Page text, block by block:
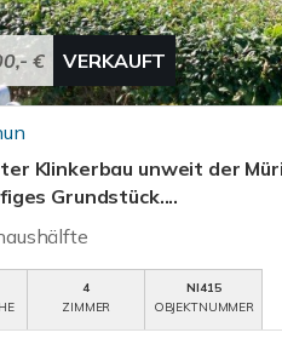
€ VERKAUFT
Klinkerbau unweit der
Grundstück....
4
ZIMMER
NI415
OBJEKTNUMMER